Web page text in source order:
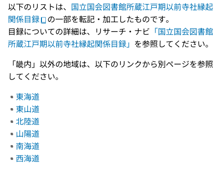
以下のリストは、 国立国会図書館所蔵江戸期以前寺社縁起
関係目録
の一部を転記・加工したものです。
目録についての詳細は、リサーチ・ナビ 「国立国会図書館
所蔵江戸期以前寺社縁起関係目録」 を参照してください。
「畿内」以外の地域は、以下のリンクから別ページを参照
してください。
東海道
東山道
北陸道
山陽道
南海道
西海道